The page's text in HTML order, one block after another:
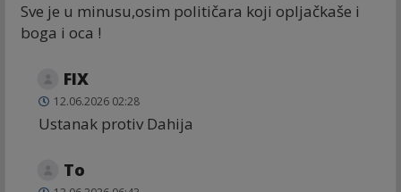
Sve je u minusu,osim političara koji opljačkaše i
boga i oca !
FIX
12.06.2026 02:28
Ustanak protiv Dahija
To